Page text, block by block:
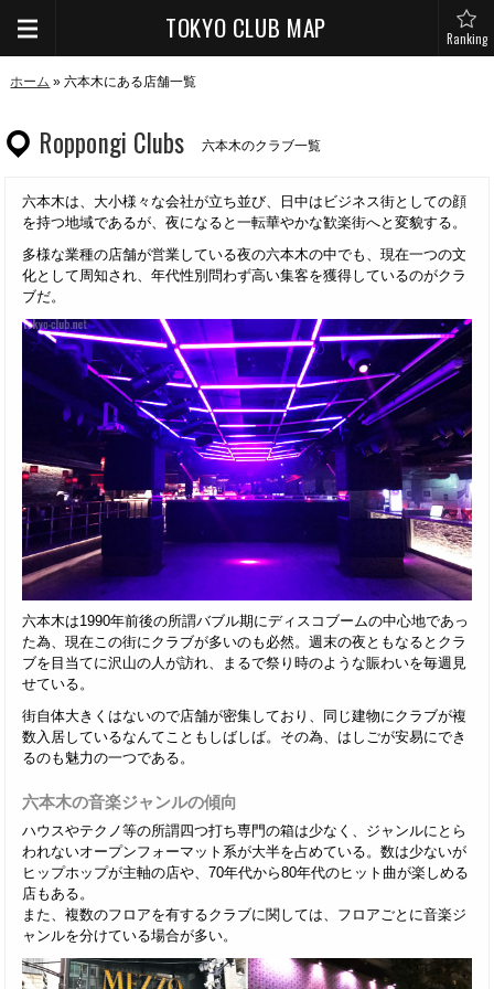
TOKYO CLUB MAP Ranking
ホーム » 六本木にある店舗一覧
Roppongi Clubs 六本木のクラブ一覧
六本木は、大小様々な会社が立ち並び、日中はビジネス街としての顔
を持つ地域であるが、夜になると一転華やかな歓楽街へと変貌する。
多様な業種の店舗が営業している夜の六本木の中でも、現在一つの文
化として周知され、年代性別問わず高い集客を獲得しているのがクラ
ブだ。
六本木は1990年前後の所謂バブル期にディスコブームの中心地であっ
た為、現在この街にクラブが多いのも必然。週末の夜ともなるとクラ
ブを目当てに沢山の人が訪れ、まるで祭り時のような賑わいを毎週見
せている。
街自体大きくはないので店舗が密集しており、同じ建物にクラブが複
数入居しているなんてこともしばしば。その為、はしごが安易にでき
るのも魅力の一つである。
六本木の音楽ジャンルの傾向
ハウスやテクノ等の所謂四つ打ち専門の箱は少なく、ジャンルにとら
われないオープンフォーマット系が大半を占めている。数は少ないが
ヒップホップが主軸の店や、70年代から80年代のヒット曲が楽しめる
店もある。
また、複数のフロアを有するクラブに関しては、フロアごとに音楽ジ
ャンルを分けている場合が多い。